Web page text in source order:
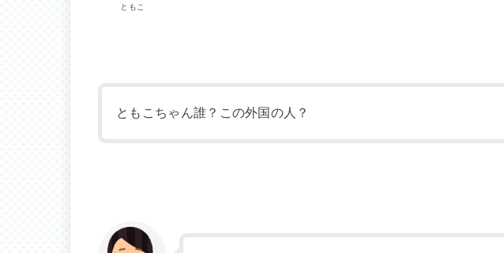
ともこ
ともこちゃん誰？この外国の人？